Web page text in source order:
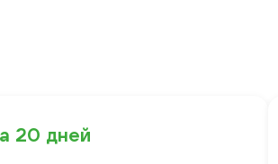
20 дней